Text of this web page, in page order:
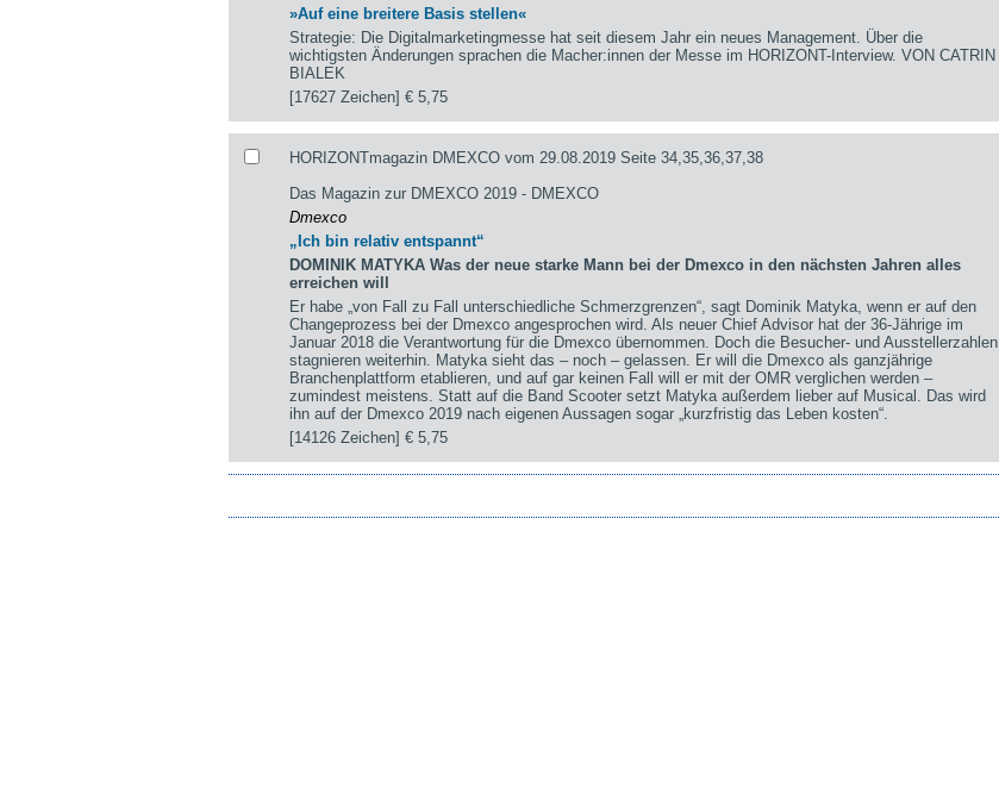
»Auf eine breitere Basis stellen«
Strategie: Die Digitalmarketingmesse hat seit diesem Jahr ein neues Management. Über die
wichtigsten Änderungen sprachen die Macher:innen der Messe im HORIZONT-Interview. VON CATRIN
BIALEK
[17627 Zeichen]€ 5,75
HORIZONTmagazin DMEXCO vom 29.08.2019 Seite 34,35,36,37,38
Das Magazin zur DMEXCO 2019 - DMEXCO
Dmexco
„Ich bin relativ entspannt“
DOMINIK MATYKA Was der neue starke Mann bei der Dmexco in den nächsten Jahren alles
erreichen will
Er habe „von Fall zu Fall unterschiedliche Schmerzgrenzen“, sagt Dominik Matyka, wenn er auf den
Changeprozess bei der Dmexco angesprochen wird. Als neuer Chief Advisor hat der 36-Jährige im
Januar 2018 die Verantwortung für die Dmexco übernommen. Doch die Besucher- und Ausstellerzahlen
stagnieren weiterhin. Matyka sieht das – noch – gelassen. Er will die Dmexco als ganzjährige
Branchenplattform etablieren, und auf gar keinen Fall will er mit der OMR verglichen werden –
zumindest meistens. Statt auf die Band Scooter setzt Matyka außerdem lieber auf Musical. Das wird
ihn auf der Dmexco 2019 nach eigenen Aussagen sogar „kurzfristig das Leben kosten“.
[14126 Zeichen]€ 5,75